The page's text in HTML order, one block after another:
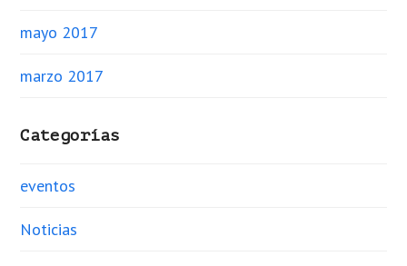
mayo 2017
marzo 2017
Categorías
eventos
Noticias